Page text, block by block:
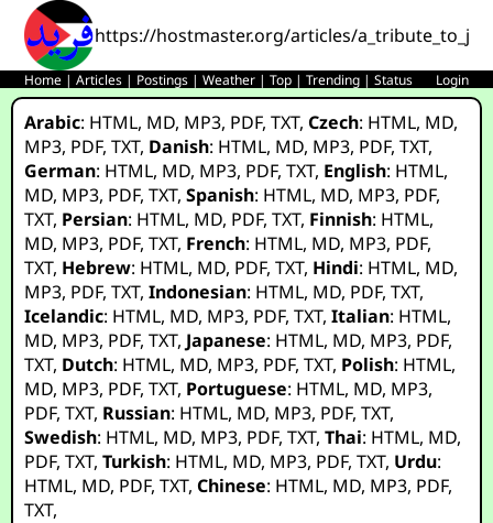
https://hostmaster.org/articles/
Home |Articles | Postings |Weather |Top |Trending |Status Login
Arabic: HTML, MD, MP3, PDF,TXT,Czech: HTML, MD,
MP3, PDF,TXT, Danish: HTML, MD, MP3, PDF,TXT,
German: HTML, MD, MP3, PDF,TXT, English: HTML,
MD, MP3, PDF,TXT,Spanish: HTML, MD, MP3, PDF,
TXT, Persian: HTML, MD, PDF,TXT, Finnish: HTML,
MD, MP3, PDF,TXT, French: HTML, MD, MP3, PDF,
TXT, Hebrew: HTML, MD, PDF,TXT, Hindi: HTML, MD,
MP3, PDF,TXT,Indonesian: HTML, MD, PDF,TXT,
Icelandic: HTML, MD, MP3, PDF,TXT,Italian: HTML,
MD, MP3, PDF,TXT, Japanese: HTML, MD, MP3, PDF,
TXT, Dutch: HTML, MD, MP3, PDF,TXT, Polish: HTML,
MD, MP3, PDF,TXT, Portuguese: HTML, MD, MP3,
PDF,TXT, Russian: HTML, MD, MP3, PDF,TXT,
Swedish: HTML, MD, MP3, PDF,TXT,Thai: HTML, MD,
PDF,TXT,Turkish: HTML, MD, MP3, PDF,TXT, Urdu:
HTML, MD, PDF,TXT,Chinese: HTML, MD, MP3, PDF,
TXT,